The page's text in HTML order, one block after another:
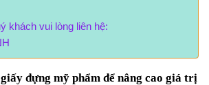
khách vui lòng liên hệ:
đựng mỹ phẩm để nâng cao giá trị